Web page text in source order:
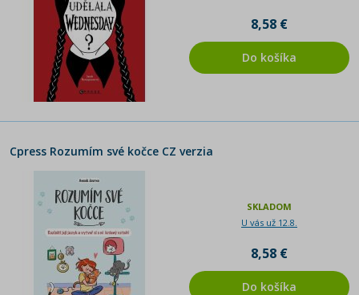
8,58 €
Do košíka
Cpress Rozumím své kočce CZ verzia
SKLADOM
U vás už 12.8.
8,58 €
Do košíka